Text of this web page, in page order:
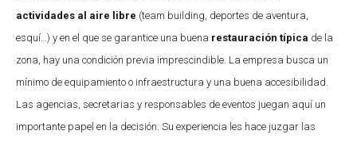
actividades al aire libre (team building, deportes de aventura,
esquí…) y en el que se garantice una buena restauración típica de la
zona, hay una condición previa imprescindible. La empresa busca un
mínimo de equipamiento o infraestructura y una buena accesibilidad.
Las agencias, secretarias y responsables de eventos juegan aquí un
importante papel en la decisión. Su experiencia les hace juzgar las